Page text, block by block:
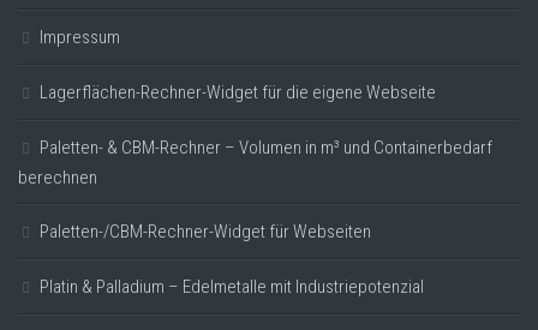
Impressum
Lagerflächen-Rechner-Widget für die eigene Webseite
Paletten- & CBM-Rechner – Volumen in m³ und Containerbedarf
berechnen
Paletten-/CBM-Rechner-Widget für Webseiten
Platin & Palladium – Edelmetalle mit Industriepotenzial